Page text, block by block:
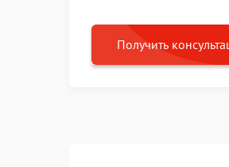
Получить